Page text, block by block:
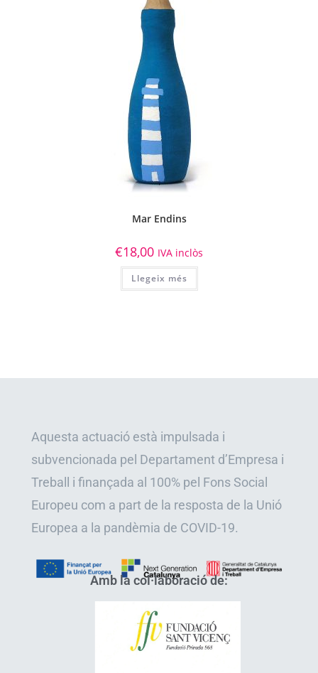
Mar Endins
€18,00 IVA inclòs
Llegeix més
Aquesta actuació està impulsada i
subvencionada pel Departament d’Empresa i
Treball i finançada al 100% pel Fons Social
Europeu com a part de la resposta de la Unió
Europea a la pandèmia de COVID-19.
Amb la col·laboració de: